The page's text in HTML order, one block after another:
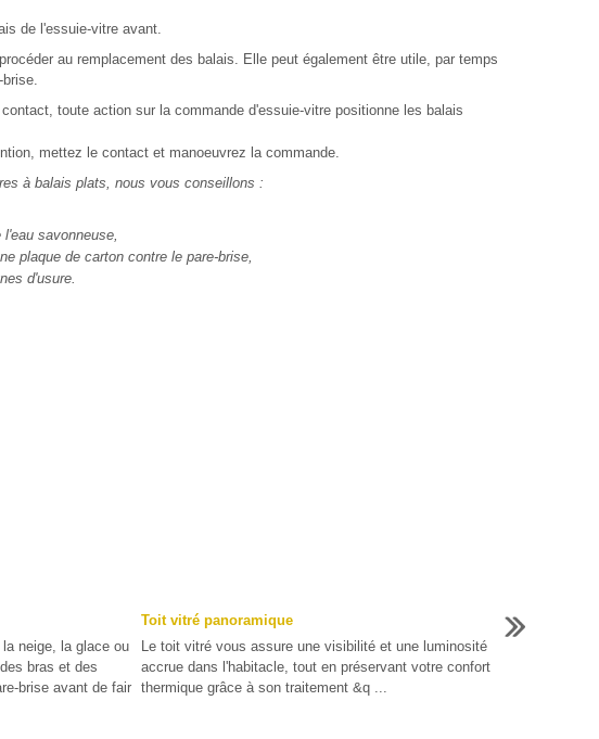
de l'essuie-vitre avant.
au remplacement des balais. Elle peut également être utile, par temps
toute action sur la commande d'essuie-vitre positionne les balais
mettez le contact et manoeuvrez la commande.
à balais plats, nous vous conseillons :
savonneuse,
plaque de carton contre le pare-brise,
d'usure.
neige, la glace ou
bras et des
brise avant de fair
Toit vitré panoramique
Le toit vitré vous assure une visibilité et une luminosité
accrue dans l'habitacle, tout en préservant votre confort
thermique grâce à son traitement &q ...